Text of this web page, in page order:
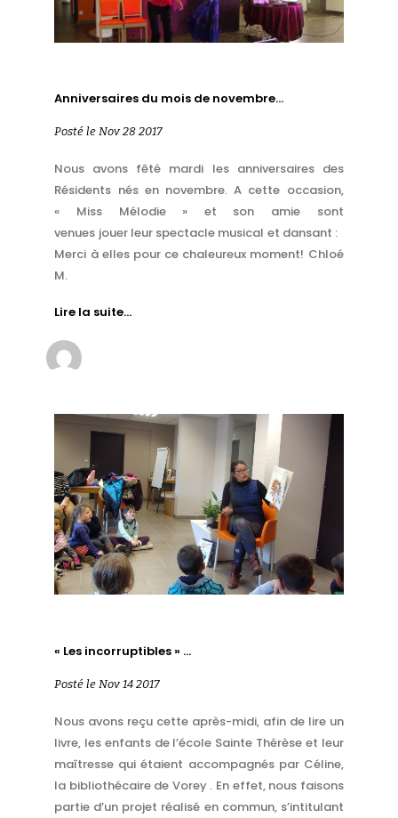
Anniversaires du mois de novembre…
Posté le Nov 28 2017
Nous avons fêté mardi les anniversaires des
Résidents nés en novembre. A cette occasion,
« Miss Mélodie » et son amie sont
venues jouer leur spectacle musical et dansant :
Merci à elles pour ce chaleureux moment! Chloé
M.
Lire la suite…
« Les incorruptibles » …
Posté le Nov 14 2017
Nous avons reçu cette après-midi, afin de lire un
livre, les enfants de l’école Sainte Thérèse et leur
maîtresse qui étaient accompagnés par Céline,
la bibliothécaire de Vorey . En effet, nous faisons
partie d’un projet réalisé en commun, s’intitulant